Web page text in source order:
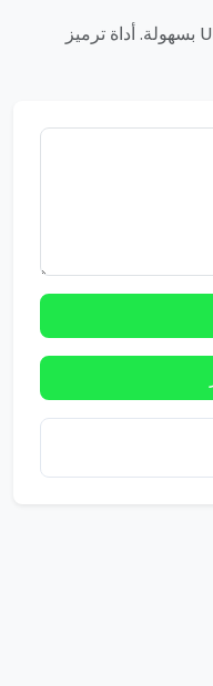
شفّر وفك ترميز الروابط ومعاملات URL بسهولة. أداة ترميز